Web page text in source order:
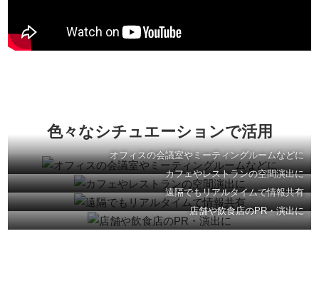
色々なシチュエーションで活用
オフィスの会議室やミーティングルームなどに
カフェやレストランの空間演出に
遠隔でもリアルタイムで情報共有
店舗や飲食店のPR・演出に